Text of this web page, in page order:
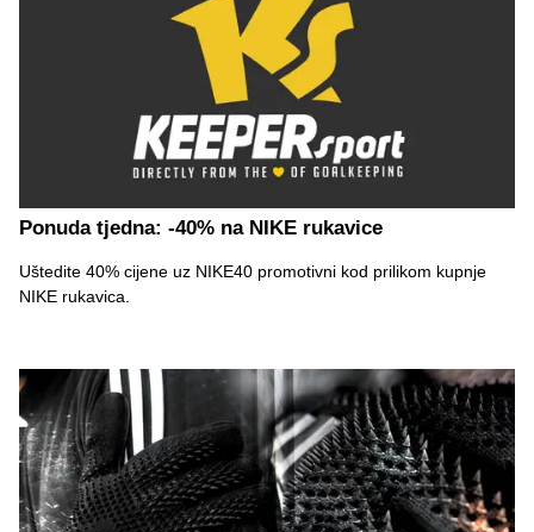
Ponuda tjedna: -40% na NIKE rukavice
Uštedite 40% cijene uz NIKE40 promotivni kod prilikom kupnje
NIKE rukavica.